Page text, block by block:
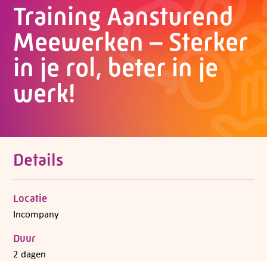
Training Aansturend
Meewerken – Sterker
in je rol, beter in je
werk!
Details
Locatie
Incompany
Duur
2 dagen